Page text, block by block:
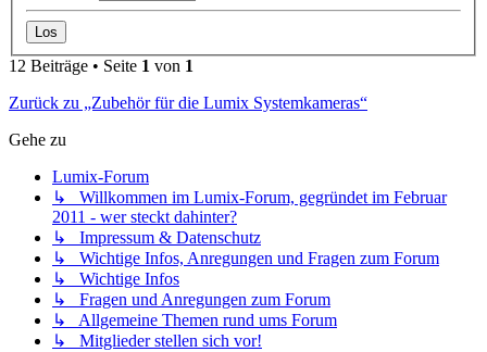
12 Beiträge • Seite 1 von 1
Zurück zu „Zubehör für die Lumix Systemkameras“
Gehe zu
Lumix-Forum
↳ Willkommen im Lumix-Forum, gegründet im Februar
2011 - wer steckt dahinter?
↳ Impressum & Datenschutz
↳ Wichtige Infos, Anregungen und Fragen zum Forum
↳ Wichtige Infos
↳ Fragen und Anregungen zum Forum
↳ Allgemeine Themen rund ums Forum
↳ Mitglieder stellen sich vor!